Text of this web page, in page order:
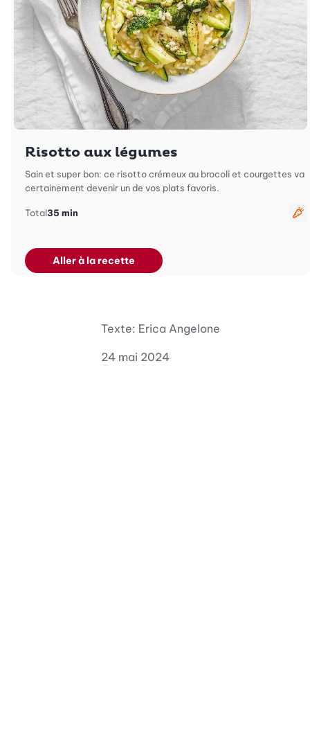
Risotto aux légumes
Sain et super bon: ce risotto crémeux au brocoli et courgettes va
certainement devenir un de vos plats favoris.
Total35 min
Aller à la recette
Texte: Erica Angelone
24 mai 2024